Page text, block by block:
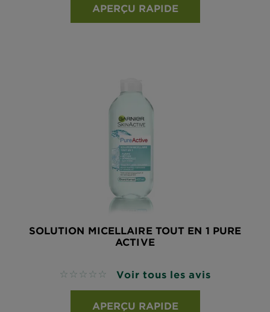
APERÇU RAPIDE
SOLUTION MICELLAIRE TOUT EN 1 PURE
ACTIVE
No reviews Voir tous les avis
APERÇU RAPIDE